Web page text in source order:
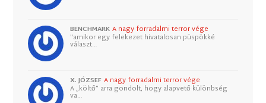
BENCHMARK A nagy forradalmi terror vége
"amikor egy felekezet hivatalosan püspökké
választ…
X. JÓZSEF A nagy forradalmi terror vége
A „költő” arra gondolt, hogy alapvető különbség
va…